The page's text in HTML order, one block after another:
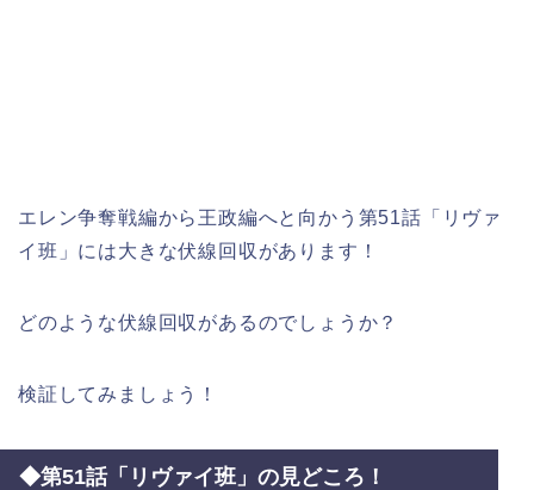
エレン争奪戦編から王政編へと向かう第51話「リヴァ
イ班」には大きな伏線回収があります！
どのような伏線回収があるのでしょうか？
検証してみましょう！
◆第51話「リヴァイ班」の見どころ！